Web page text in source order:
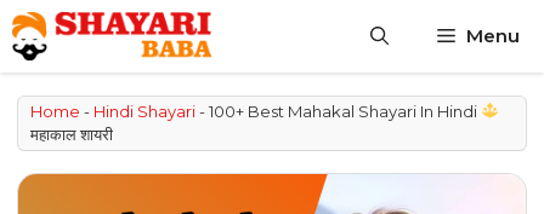
Skip
to
content
Menu
Home - Hindi Shayari-100+ Best Mahakal Shayari In Hindi
महाकाल शायरी